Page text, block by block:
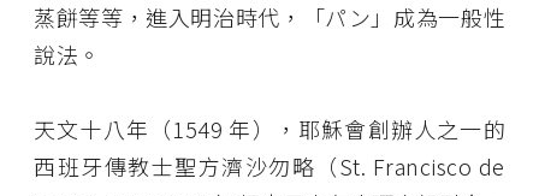
蒸餅等等，進入明治時代，「パン」成為一般性
說法。
天文十八年（1549 年），耶穌會創辦人之一的
西班牙傳教士聖方濟沙勿略（St. Francisco de